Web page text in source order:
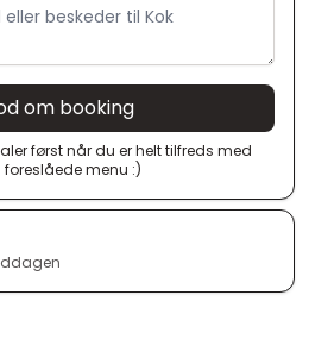
om booking
først når du er helt tilfreds med
foreslåede menu :)